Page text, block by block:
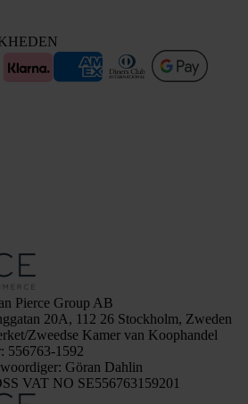
Pierce Group AB
20A, 112 26 Stockholm, Zweden
Zweedse Kamer van Koophandel
556763-1592
Göran Dahlin
VAT NO SE556763159201